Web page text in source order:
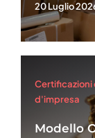
20 Luglio
Certificazioni
d'impresa
Modello